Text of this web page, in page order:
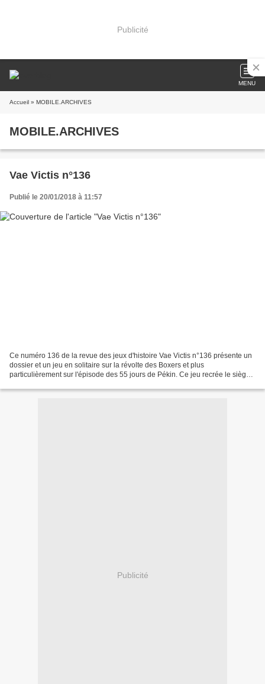
Publicité
MENU
Accueil » MOBILE.ARCHIVES
MOBILE.ARCHIVES
Vae Victis n°136
Publié le 20/01/2018 à 11:57
Ce numéro 136 de la revue des jeux d'histoire Vae Victis n°136 présente un
dossier et un jeu en solitaire sur la révolte des Boxers et plus
particulièrement sur l'épisode des 55 jours de Pékin. Ce jeu recrée le siège
Publicité